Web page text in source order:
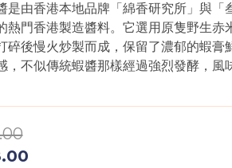
是由香港本地品牌「綿香研究所」與「
熱門香港製造醬料。它選用原隻野生赤
碎後慢火炒製而成，保留了濃郁的蝦膏
，不似傳統蝦醬那樣經過強烈發酵，風